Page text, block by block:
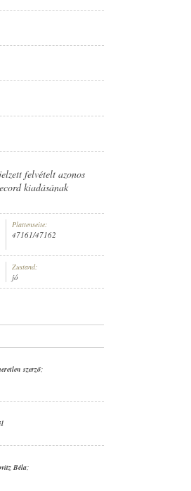
felvételt azonos
kiadásának
Plattenseite:
47161/47162
Zustand:
jó
szerző;
Béla;